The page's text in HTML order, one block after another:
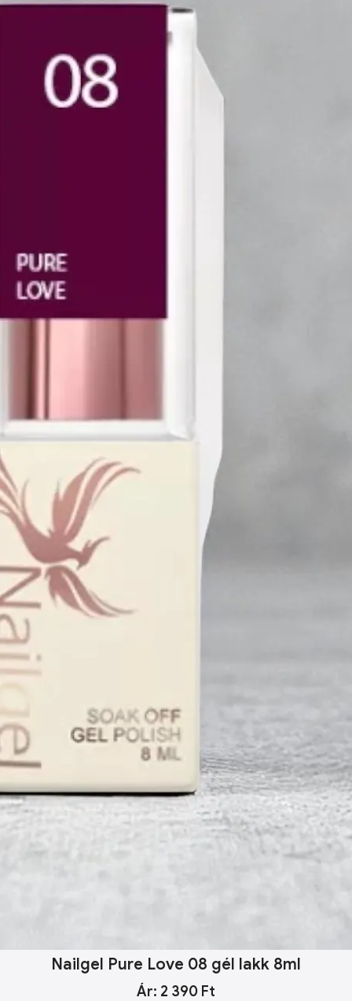
Nailgel Pure Love 08 gél lakk 8ml
Ár: 2 390 Ft